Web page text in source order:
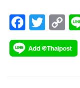
F
ac
e
T
wi
tt
C
o
p